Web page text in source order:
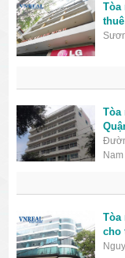
Tòa
Tòa
Nam
Tòa
cho